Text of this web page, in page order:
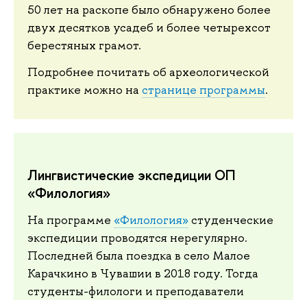
50 лет на раскопе было обнаружено более
двух десятков усадеб и более четырехсот
берестяных грамот.
Подробнее почитать об археологической
практике можно на странице программы.
Лингвистические экспедиции ОП
«Филология»
На программе «Филология»студенческие
экспедиции проводятся нерегулярно.
Последней была поездка в село Малое
Карачкино в Чувашии в 2018 году. Тогда
студенты-филологи и преподаватели